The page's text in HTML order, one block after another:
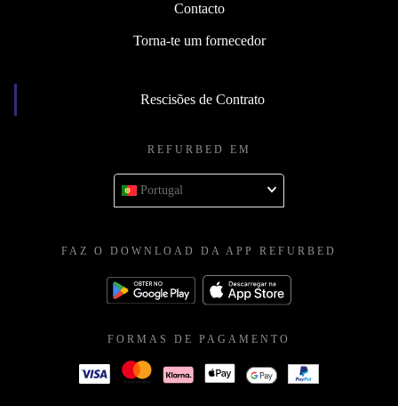
Contacto
Torna-te um fornecedor
Rescisões de Contrato
REFURBED EM
Portugal
FAZ O DOWNLOAD DA APP REFURBED
FORMAS DE PAGAMENTO